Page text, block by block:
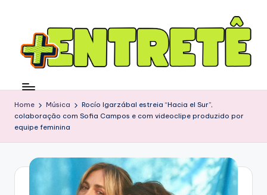
Home Música
Rocío Igarzábal estreia “Hacia el Sur”,
colaboração com Sofia Campos e com videoclipe produzido por
equipe feminina